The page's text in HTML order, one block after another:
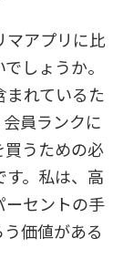
マアプリに比
しょうか。
まれているた
員ランクに
買うための必
。私は、高
ーセントの手
価値がある